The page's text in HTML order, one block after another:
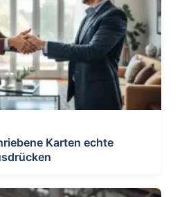
Karten echte